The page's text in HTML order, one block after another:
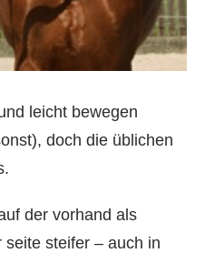
leicht bewegen
doch die üblichen
der vorhand als
steifer – auch in